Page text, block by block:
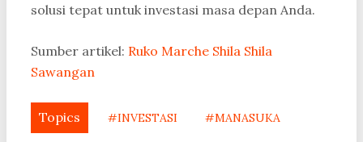
solusi tepat untuk investasi masa depan Anda.
Sumber artikel: Ruko Marche Shila Shila
Sawangan
Topics #INVESTASI #MANASUKA